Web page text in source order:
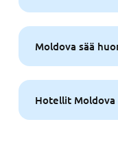
Moldova sää
Hotellit Moldova